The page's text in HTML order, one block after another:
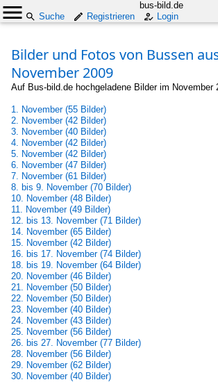
bus-bild.de
Suche
Registrieren Login
Bilder und Fotos von Bussen
November 2009
Auf Bus-bild.de hochgeladene Bilder im November
1. November (55 Bilder)
2. November (42 Bilder)
3. November (40 Bilder)
4. November (42 Bilder)
5. November (42 Bilder)
6. November (47 Bilder)
7. November (61 Bilder)
8. bis 9. November (70 Bilder)
10. November (48 Bilder)
11. November (49 Bilder)
12. bis 13. November (71 Bilder)
14. November (65 Bilder)
15. November (42 Bilder)
16. bis 17. November (74 Bilder)
18. bis 19. November (64 Bilder)
20. November (46 Bilder)
21. November (50 Bilder)
22. November (50 Bilder)
23. November (40 Bilder)
24. November (43 Bilder)
25. November (56 Bilder)
26. bis 27. November (77 Bilder)
28. November (56 Bilder)
29. November (62 Bilder)
30. November (40 Bilder)